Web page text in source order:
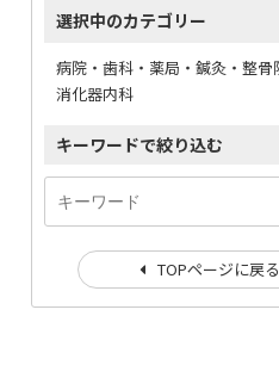
選択中のカテゴリー
消化器内科
キーワードで絞り込む
TOPページに戻る